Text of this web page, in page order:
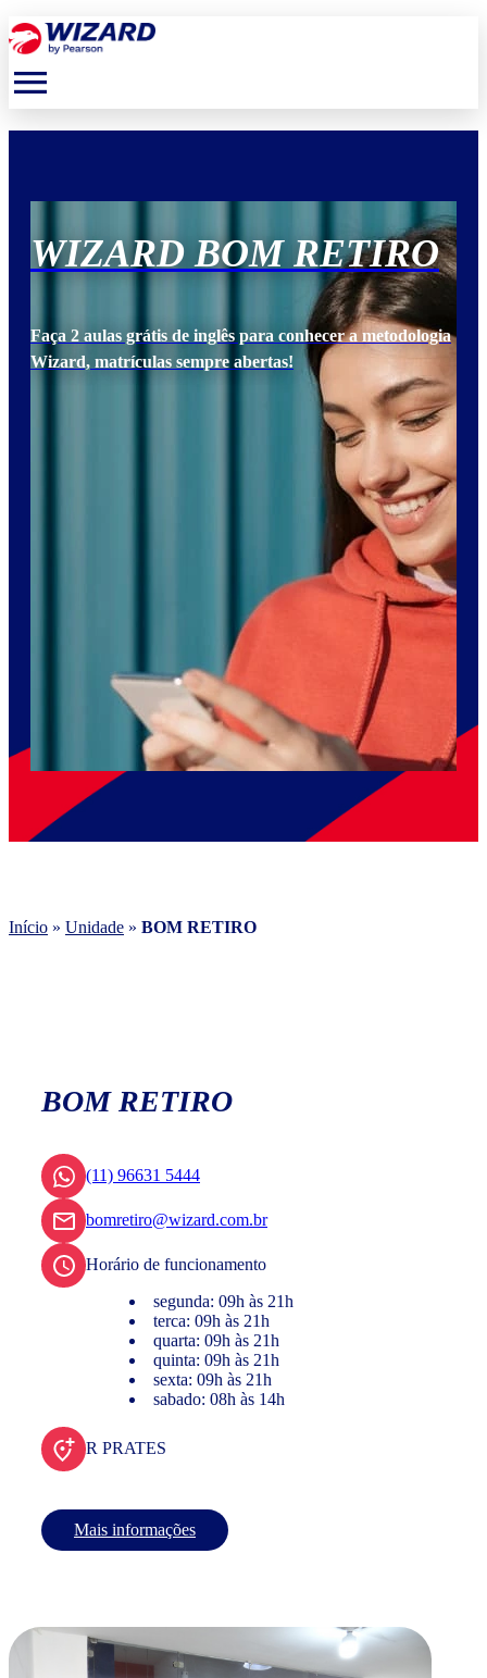
menu
WIZARD BOM RETIRO
Faça 2 aulas grátis de inglês para conhecer a metodologia
Wizard, matrículas sempre abertas!
Início » Unidade » BOM RETIRO
BOM RETIRO
(11) 96631 5444
bomretiro@wizard.com.br
Horário de funcionamento
segunda: 09h às 21h
terca: 09h às 21h
quarta: 09h às 21h
quinta: 09h às 21h
sexta: 09h às 21h
sabado: 08h às 14h
R PRATES
Mais informações